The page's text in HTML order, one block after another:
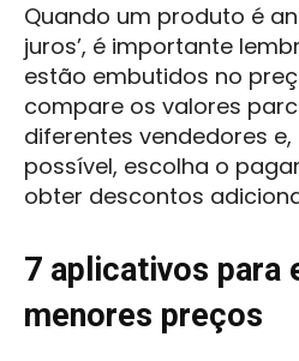
Quando um produto é
juros’, é importante
estão embutidos no
compare os valores
diferentes vendedores
possível, escolha o
obter descontos
7 aplicativos para
menores preços